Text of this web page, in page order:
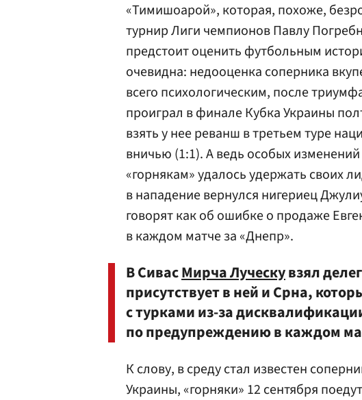
«Тимишоарой», которая, похоже,
турнир Лиги чемпионовПавлу
предстоит оценить футбольным
очевидна: недооценка соперника
всего психологическим, после
проиграл в финале Кубка Украины
взять у нее реванш в третьем туре
вничью (1:1). А ведь особых
«горнякам» удалось удержать своих
в нападение вернулся нигериец
говорят как об ошибке о продаже
в каждом матче за «Днепр».
В СивасМирча Луческувзял
присутствует в ней и Срна,
с турками из-за
по предупреждению в каждом
К слову, в среду стал известен
Украины, «горняки» 12 сентября